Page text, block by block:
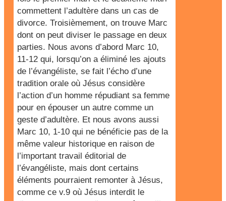
commettent l’adultère dans un cas de
divorce. Troisièmement, on trouve Marc
dont on peut diviser le passage en deux
parties. Nous avons d’abord Marc 10,
11-12 qui, lorsqu’on a éliminé les ajouts
de l’évangéliste, se fait l’écho d’une
tradition orale où Jésus considère
l’action d’un homme répudiant sa femme
pour en épouser un autre comme un
geste d’adultère. Et nous avons aussi
Marc 10, 1-10 qui ne bénéficie pas de la
même valeur historique en raison de
l’important travail éditorial de
l’évangéliste, mais dont certains
éléments pourraient remonter à Jésus,
comme ce v.9 où Jésus interdit le